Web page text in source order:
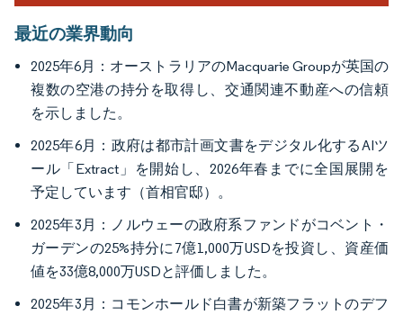
最近の業界動向
2025年6月：オーストラリアのMacquarie Groupが英国の
複数の空港の持分を取得し、交通関連不動産への信頼
を示しました。
2025年6月：政府は都市計画文書をデジタル化するAIツ
ール「Extract」を開始し、2026年春までに全国展開を
予定しています（首相官邸）。
2025年3月：ノルウェーの政府系ファンドがコベント・
ガーデンの25%持分に7億1,000万USDを投資し、資産価
値を33億8,000万USDと評価しました。
2025年3月：コモンホールド白書が新築フラットのデフ